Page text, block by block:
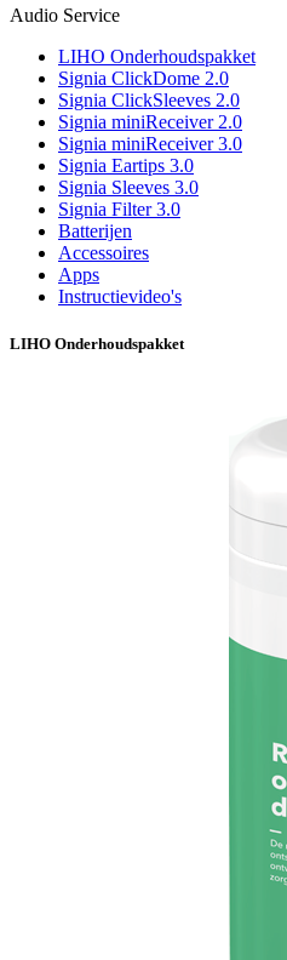
Audio Service
LIHO Onderhoudspakket
Signia ClickDome 2.0
Signia ClickSleeves 2.0
Signia miniReceiver 2.0
Signia miniReceiver 3.0
Signia Eartips 3.0
Signia Sleeves 3.0
Signia Filter 3.0
Batterijen
Accessoires
Apps
Instructievideo's
LIHO Onderhoudspakket